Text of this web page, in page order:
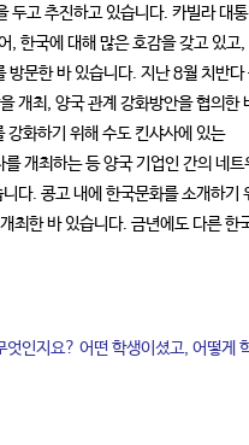
두고 추진하고 있습니다. 카빌라 대
한국에 대해 많은 호감을 갖고 있고,
문한 바 있습니다. 지난 8월 치반다
개최, 양국 관계 강화방안을 협의한
강화하기 위해 수도 킨샤사에 있는
개최하는 등 양국 기업인 간의 네트
다. 콩고 내에 한국문화를 소개하기
최한 바 있습니다. 금년에도 다른 한
엇인지요? 어떤 학생이셨고, 어떻게